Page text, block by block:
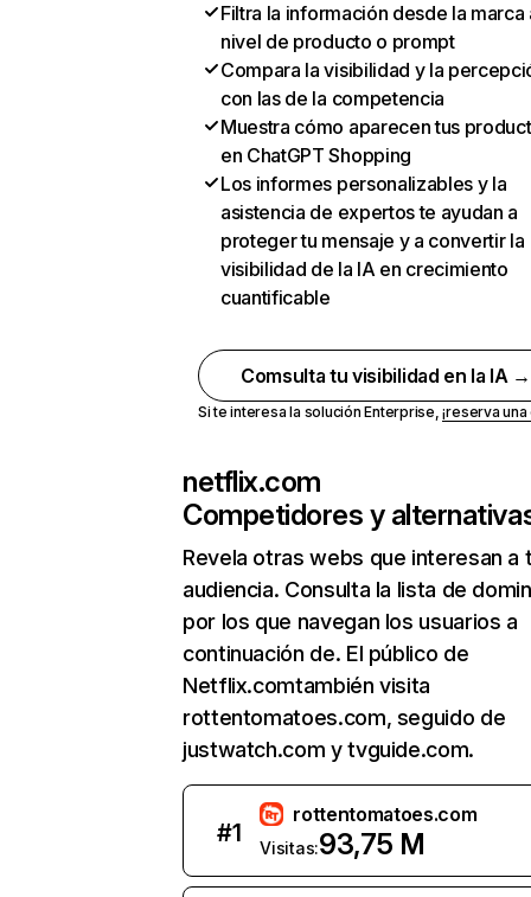
Filtra la información desde la marca
nivel de producto o prompt
Compara la visibilidad y la
con las de la competencia
Muestra cómo aparecen tus
en ChatGPT Shopping
Los informes personalizables y la
asistencia de expertos te ayudan a
proteger tu mensaje y a convertir la
visibilidad de la IA en crecimiento
cuantificable
Comsulta tu visibilidad en la IA →
Si te interesa la solución Enterprise,¡reserva
netflix.com
Competidores y
Revela otras webs que interesan a
audiencia. Consulta la lista de
por los que navegan los usuarios a
continuación de. El público de
Netflix.comtambién visita
rottentomatoes.com, seguido de
justwatch.com y tvguide.com.
#1
rottentomatoes.com
Visitas:93,75 M